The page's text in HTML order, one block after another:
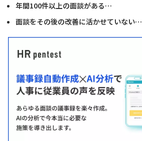
年間100件以上の面談がある…
面談をその後の改善に活かせていない…